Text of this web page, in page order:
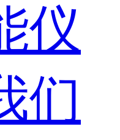
仪
们